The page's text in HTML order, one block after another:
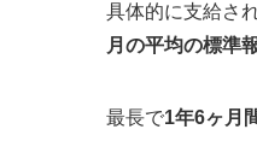
具体的に支給さ
月の平均の標準
最長で1年6ヶ月